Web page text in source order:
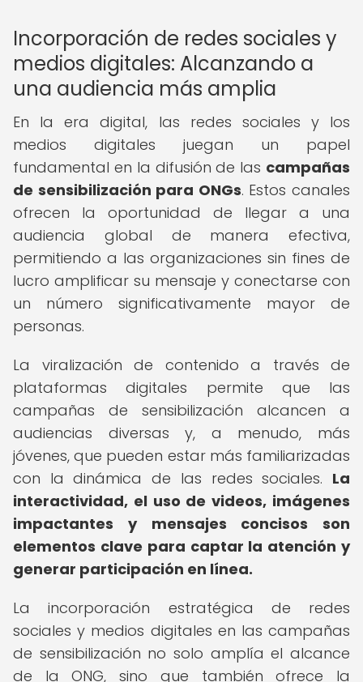
Incorporación de redes sociales y
medios digitales: Alcanzando a
una audiencia más amplia
En la era digital, las redes sociales y los
medios digitales juegan un papel
fundamental en la difusión de las campañas
de sensibilización para ONGs. Estos canales
ofrecen la oportunidad de llegar a una
audiencia global de manera efectiva,
permitiendo a las organizaciones sin fines de
lucro amplificar su mensaje y conectarse con
un número significativamente mayor de
personas.
La viralización de contenido a través de
plataformas digitales permite que las
campañas de sensibilización alcancen a
audiencias diversas y, a menudo, más
jóvenes, que pueden estar más familiarizadas
con la dinámica de las redes sociales. La
interactividad, el uso de videos, imágenes
impactantes y mensajes concisos son
elementos clave para captar la atención y
generar participación en línea.
La incorporación estratégica de redes
sociales y medios digitales en las campañas
de sensibilización no solo amplía el alcance
de la ONG, sino que también ofrece la